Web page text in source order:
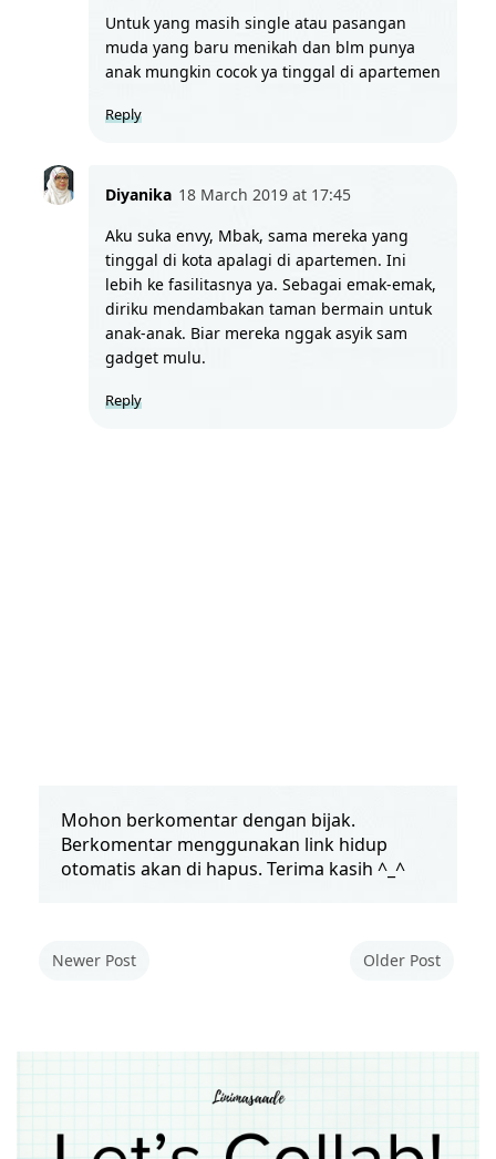
Untuk yang masih single atau pasangan
muda yang baru menikah dan blm punya
Reply
Diyanika 18 March 2019 at 17:45
Aku suka envy, Mbak, sama mereka yang
tinggal di kota apalagi di apartemen. Ini
lebih ke fasilitasnya ya. Sebagai emak-emak,
diriku mendambakan taman bermain untuk
anak-anak. Biar mereka nggak asyik sam
gadget mulu.
Reply
Mohon berkomentar dengan bijak.
Berkomentar menggunakan link hidup
otomatis akan di hapus. Terima kasih ^_^
Newer Post Older Post